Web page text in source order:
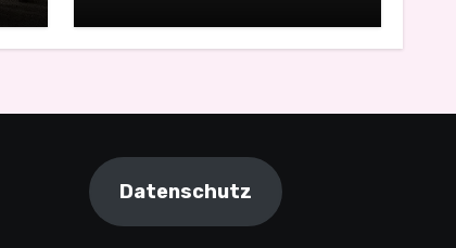
Monsterfang
Datenschutz